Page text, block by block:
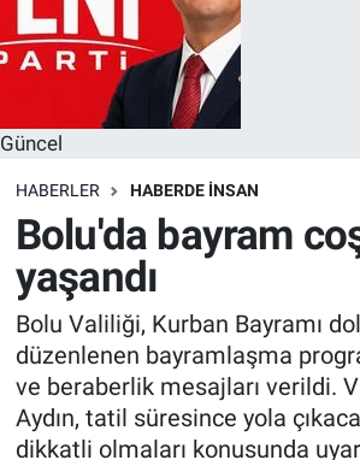
Güncel
HABERLER HABERDE INSAN
Bolu'da bayram
yaşandı
Bolu Valiliği, Kurban Bayramı
düzenlenen bayramlaşma
ve beraberlik mesajları verildi.
Aydın, tatil süresince yola
dikkatli olmaları konusunda